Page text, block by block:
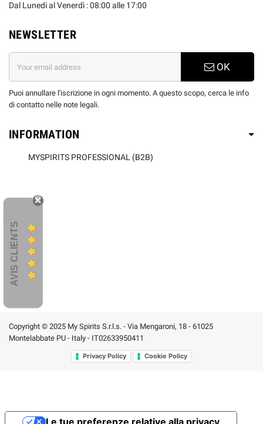
Dal Lunedi al Venerdì : 08:00 alle 17:00
NEWSLETTER
OK
Puoi annullare l'iscrizione in ogni momento. A questo scopo, cerca le info
di contatto nelle note legali.
INFORMATION
MYSPIRITS PROFESSIONAL (B2B)
AVIS CLIENTS
Copyright © 2025 My Spirits S.r.l.s. - Via Mengaroni, 18 - 61025
Montelabbate PU - Italy - IT02633950411
Privacy Policy Cookie Policy
Le tue preferenze relative alla privacy